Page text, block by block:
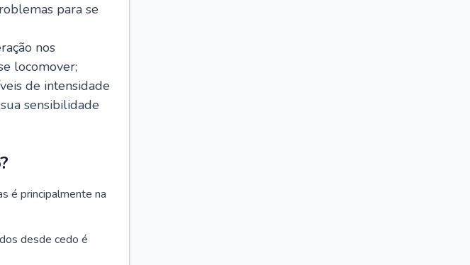
para se
nos
locomover;
de intensidade
sensibilidade
é principalmente na
desde cedo é